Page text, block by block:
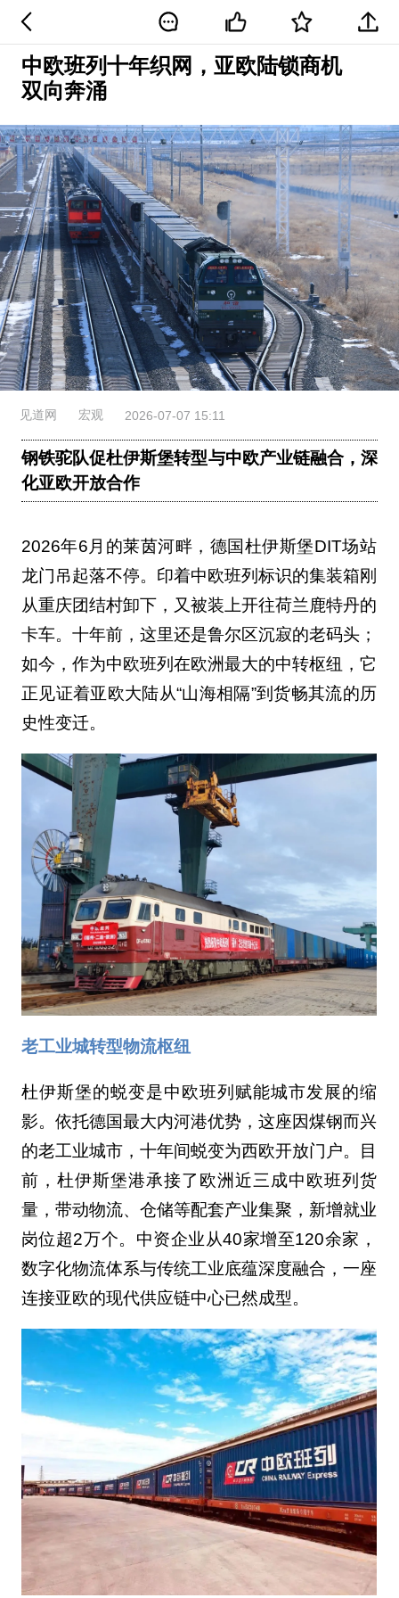
中欧班列十年织网，亚欧陆锁商机
双向奔涌
见道网 宏观 2026-07-07 15:11
钢铁驼队促杜伊斯堡转型与中欧产业链融合，深
化亚欧开放合作
2026年6月的莱茵河畔，德国杜伊斯堡DIT场站
龙门吊起落不停。印着中欧班列标识的集装箱刚
从重庆团结村卸下，又被装上开往荷兰鹿特丹的
卡车。十年前，这里还是鲁尔区沉寂的老码头；
如今，作为中欧班列在欧洲最大的中转枢纽，它
正见证着亚欧大陆从“山海相隔”到货畅其流的历
史性变迁。
老工业城转型物流枢纽
杜伊斯堡的蜕变是中欧班列赋能城市发展的缩
影。依托德国最大内河港优势，这座因煤钢而兴
的老工业城市，十年间蜕变为西欧开放门户。目
前，杜伊斯堡港承接了欧洲近三成中欧班列货
量，带动物流、仓储等配套产业集聚，新增就业
岗位超2万个。中资企业从40家增至120余家，
数字化物流体系与传统工业底蕴深度融合，一座
连接亚欧的现代供应链中心已然成型。